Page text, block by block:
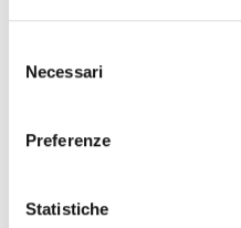
delNecessari
Preferenze
Statistiche